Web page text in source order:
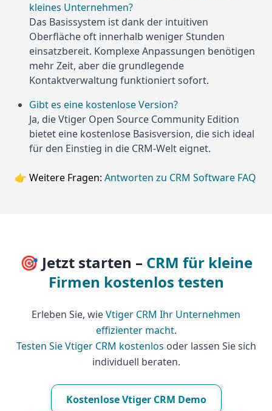
kleines Unternehmen?
Das Basissystem ist dank der intuitiven
Oberfläche oft innerhalb weniger Stunden
einsatzbereit. Komplexe Anpassungen benötigen
mehr Zeit, aber die grundlegende
Kontaktverwaltung funktioniert sofort.
Gibt es eine kostenlose Version?
Ja, die Vtiger Open Source Community Edition
bietet eine kostenlose Basisversion, die sich ideal
für den Einstieg in die CRM-Welt eignet.
👉 Weitere Fragen: Antworten zu CRM Software FAQ
🎯 Jetzt starten – CRM für kleine
Firmen kostenlos testen
Erleben Sie, wieVtiger CRM Ihr Unternehmen
effizienter macht.
Testen Sie Vtiger CRM kostenlos oder lassen Sie sich
individuell beraten.
Kostenlose Vtiger CRM Demo